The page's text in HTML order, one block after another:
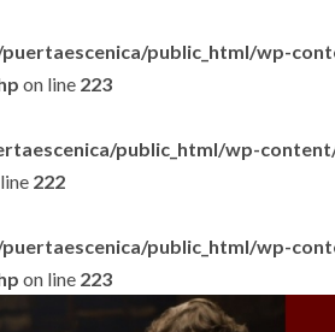
public_html/wp-
on line 223
public_html/wp-
222
public_html/wp-
on line 223